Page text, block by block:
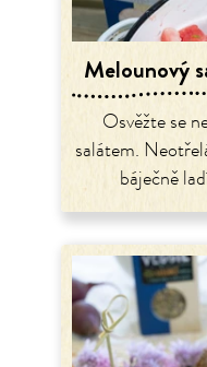
Melounový
Osvěžte se
salátem.
báječně